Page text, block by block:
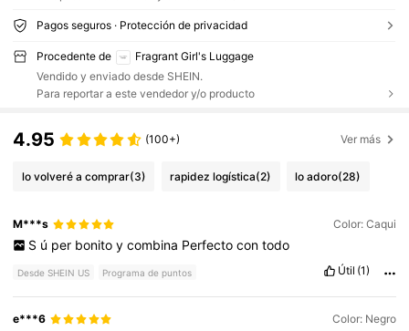
Pagos seguros · Protección de privacidad
Procedente de
Fragrant Girl's Luggage
Vendido y enviado desde SHEIN.
Para reportar a este vendedor y/o producto
4.95 (100+) Ver más
lo volveré a comprar(3) rapidez logística(2) lo adoro(28)
M***s Color: Caqui
S ú per bonito y combina Perfecto con todo
Desde SHEIN US Programa de puntos Útil (1)
e***6 Color: Negro